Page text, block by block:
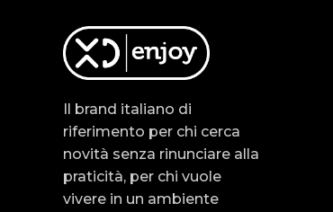
Il brand italiano di
riferimento per chi cerca
novità senza rinunciare alla
praticità, per chi vuole
vivere in un ambiente